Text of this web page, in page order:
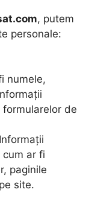
, putem
personale:
numele,
de
Informații
ar fi
paginile
site.